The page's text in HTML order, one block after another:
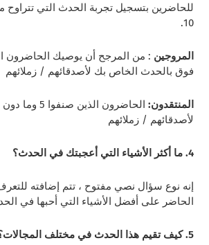
10.
المروجين
فوق بالحدث الخاص بك لأصدقائهم / زملائهم
المنتقدون:
الحاضرون
لأصدقائهم / زملائهم
4. ما أكثر الأشياء التي أعجبتك في الحدث؟
إنه نوع سؤال نصي مفتوح ، تتم إضافته
الحاضر على أفضل الأشياء التي أحبها في
5. كيف تقيم هذا الحدث في مختلف المجالات؟